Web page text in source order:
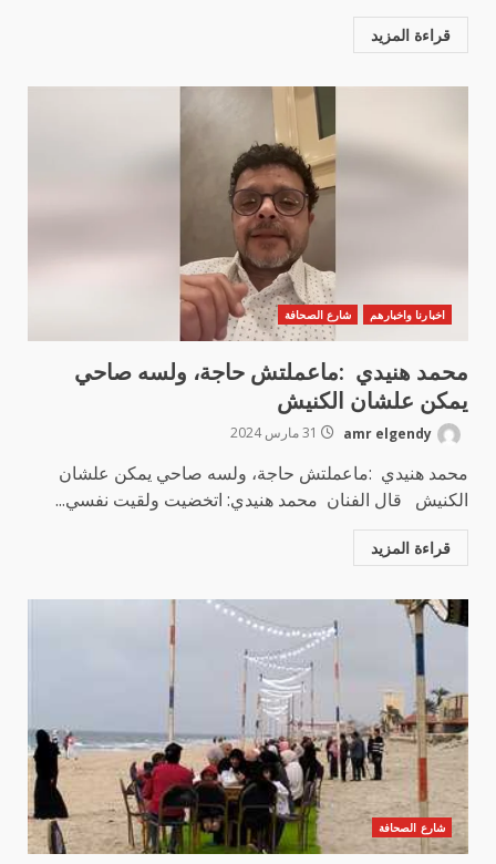
قراءة المزيد
اخبارنا واخبارهم شارع الصحافة
محمد هنيدي :ماعملتش حاجة، ولسه صاحي
يمكن علشان الكنيش
محمد هنيدي :ماعملتش حاجة، ولسه صاحي يمكن علشان
الكنيش قال الفنان محمد هنيدي: اتخضيت ولقيت نفسي...
قراءة المزيد
شارع الصحافة